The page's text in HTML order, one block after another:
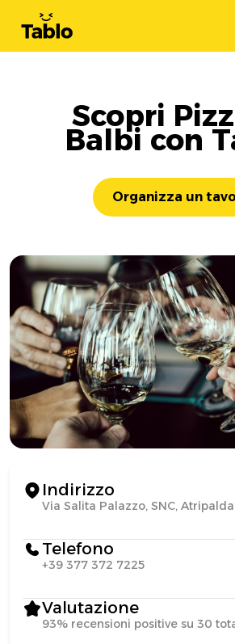
Scopri
Balbi con
Organizza un
Indirizzo
Via Salita Palazzo, SNC, Atripalda
Telefono
+39 377 372 7225
Valutazione
93% recensioni positive su 30